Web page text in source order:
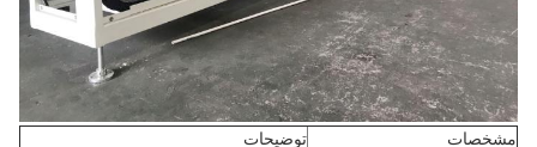
مشخصات
توضیحات